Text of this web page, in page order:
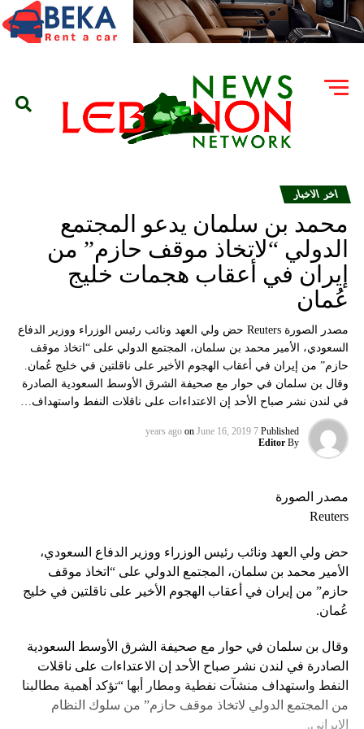
اخر الاخبار
محمد بن سلمان يدعو المجتمع
الدولي “لاتخاذ موقف حازم” من
إيران في أعقاب هجمات خليج
عُمان
مصدر الصورة Reuters حض ولي العهد ونائب رئيس الوزراء ووزير الدفاع
السعودي، الأمير محمد بن سلمان، المجتمع الدولي على “اتخاذ موقف
حازم” من إيران في أعقاب الهجوم الأخير على ناقلتين في خليج عُمان.
وقال بن سلمان في حوار مع صحيفة الشرق الأوسط السعودية الصادرة
في لندن نشر صباح الأحد إن الاعتداءات على ناقلات النفط واستهداف…
Published
7 years ago
on June 16, 2019
By
Editor
مصدر الصورة
Reuters
حض ولي العهد ونائب رئيس الوزراء ووزير الدفاع السعودي،
الأمير محمد بن سلمان، المجتمع الدولي على “اتخاذ موقف
حازم” من إيران في أعقاب الهجوم الأخير على ناقلتين في خليج
عُمان.
وقال بن سلمان في حوار مع صحيفة الشرق الأوسط السعودية
الصادرة في لندن نشر صباح الأحد إن الاعتداءات على ناقلات
النفط واستهداف منشآت نفطية ومطار أبها “تؤكد أهمية مطالبنا
من المجتمع الدولي لاتخاذ موقف حازم” من سلوك النظام
الإيراني.